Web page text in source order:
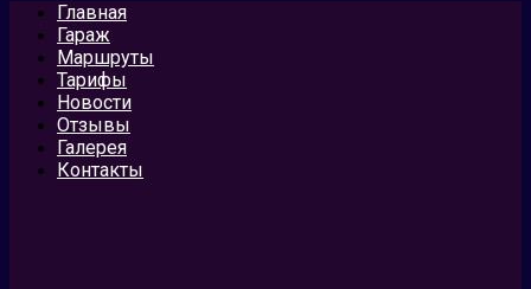
Главная
Гараж
Маршруты
Тарифы
Новости
Отзывы
Галерея
Контакты